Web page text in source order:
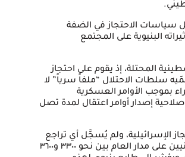
سياسات الاحتجاز في الضفة
البنيوية على المجتمع
المحتلة، إذ يقوم على احتجاز
سلطات الاحتلال “ملفاً سرياً” لا
بموجب الأوامر العسكرية
يمنح القائد العسكري صلاحية إصدار أوامر اعتقال لمدة تصل
الإسرائيلية، ولم يُسجَّل أي تراجع
جوهري في نطاق استخدامه. فقد تراوح عدد المعتقلين الإداريين الفلسطينيين على مدار العام بين نحو ٣٣٠٠ و٣٦٠٠